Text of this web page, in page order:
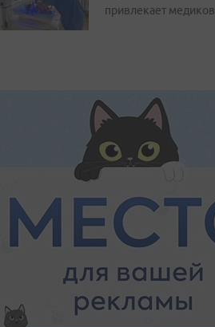
привлекает медиков